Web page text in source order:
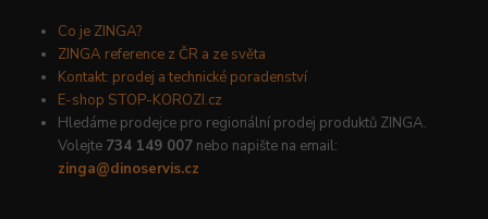
Co je ZINGA?
ZINGA reference z ČR a ze světa
Kontakt: prodej a technické poradenství
E-shop STOP-KOROZI.cz
Hledáme prodejce pro regionální prodej produktů ZINGA.
Volejte 734 149 007 nebo napište na email:
zinga@dinoservis.cz